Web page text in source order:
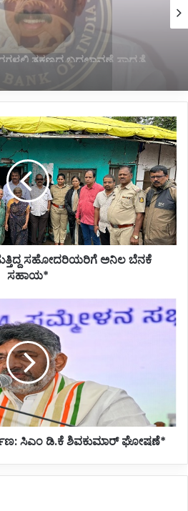
ಸಹೋದರಿಯರಿಗೆ ಅನಿಲ ಬೆನಕೆ
ಸಹಾಯ*
ಸಿಎಂ ಡಿ.ಕೆ ಶಿವಕುಮಾರ್ ಘೋಷಣೆ*